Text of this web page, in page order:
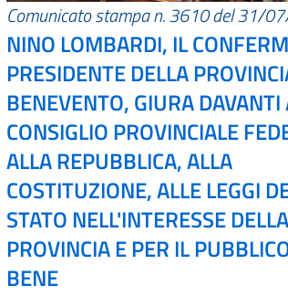
Comunicato stampa n. 3610 del 31/
NINO LOMBARDI, IL
PRESIDENTE DELLA
BENEVENTO, GIURA DAVANTI
CONSIGLIO PROVINCIALE
ALLA REPUBBLICA, ALLA
COSTITUZIONE, ALLE LEGGI
STATO NELL'INTERESSE DELLA
PROVINCIA E PER IL
BENE